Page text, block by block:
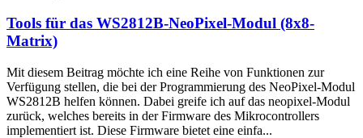
Tools für das WS2812B-NeoPixel-Modul (8x8-
Matrix)
Mit diesem Beitrag möchte ich eine Reihe von Funktionen zur
Verfügung stellen, die bei der Programmierung des NeoPixel-Modul
WS2812B helfen können. Dabei greife ich auf das neopixel-Modul
zurück, welches bereits in der Firmware des Mikrocontrollers
implementiert ist. Diese Firmware bietet eine einfa...